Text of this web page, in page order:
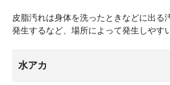
皮脂汚れは身体を洗ったときなどに出る
発生するなど、場所によって発生しやす
水アカ